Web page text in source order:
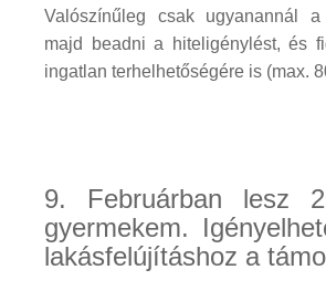
Valószínűleg csak ugyanannál
majd beadni a hiteligénylést, és
ingatlan terhelhetőségére is (max.
9. Februárban lesz
gyermekem.
lakásfelújításhoz a